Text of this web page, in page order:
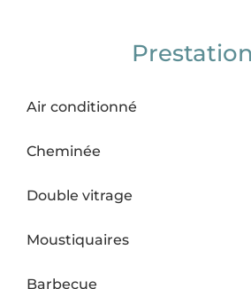
Air conditionné
Cheminée
Double vitrage
Moustiquaires
Barbecue